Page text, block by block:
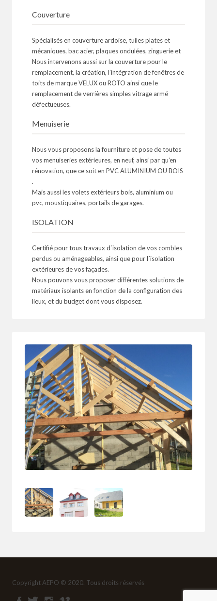
Couverture
Spécialisés en couverture ardoise, tuiles plates et
mécaniques, bac acier, plaques ondulées, zinguerie et
Nous intervenons aussi sur la couverture pour le
remplacement, la création, l’intégration de fenêtres de
toits de marque VELUX ou ROTO ainsi que le
remplacement de verrières simples vitrage armé
défectueuses.
Menuiserie
Nous vous proposons la fourniture et pose de toutes
vos menuiseries extérieures, en neuf, ainsi par qu’en
rénovation, que ce soit en PVC ALUMINIUM OU BOIS
.
Mais aussi les volets extérieurs bois, aluminium ou
pvc, moustiquaires, portails de garages.
ISOLATION
Certifié pour tous travaux d´isolation de vos combles
perdus ou aménageables, ainsi que pour l´isolation
extérieures de vos façades.
Nous pouvons vous proposer différentes solutions de
matériaux isolants en fonction de la configuration des
lieux, et du budget dont vous disposez.
Copyright AEPO © 2020. Tous droits réservés